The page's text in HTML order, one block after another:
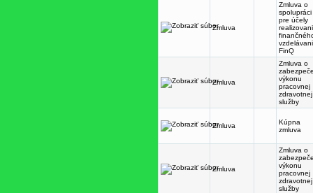
Zmluva
Zmluva o
spolupráci
pre účely
FinQ
Zmluva
Zmluva o
výkonu
pracovnej
zdravotnej
služby
Zmluva
Kúpna
zmluva
Zmluva
Zmluva o
výkonu
pracovnej
zdravotnej
služby